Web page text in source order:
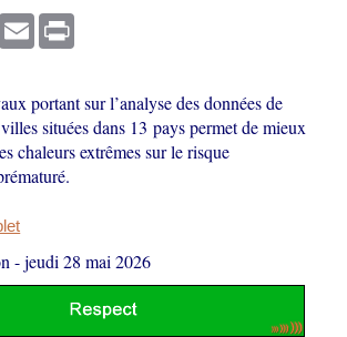
TwitterEmail
portant sur l’analyse des données de
situées dans 13 pays permet de mieux
chaleurs extrêmes sur le risque
-jeudi 28 mai 2026